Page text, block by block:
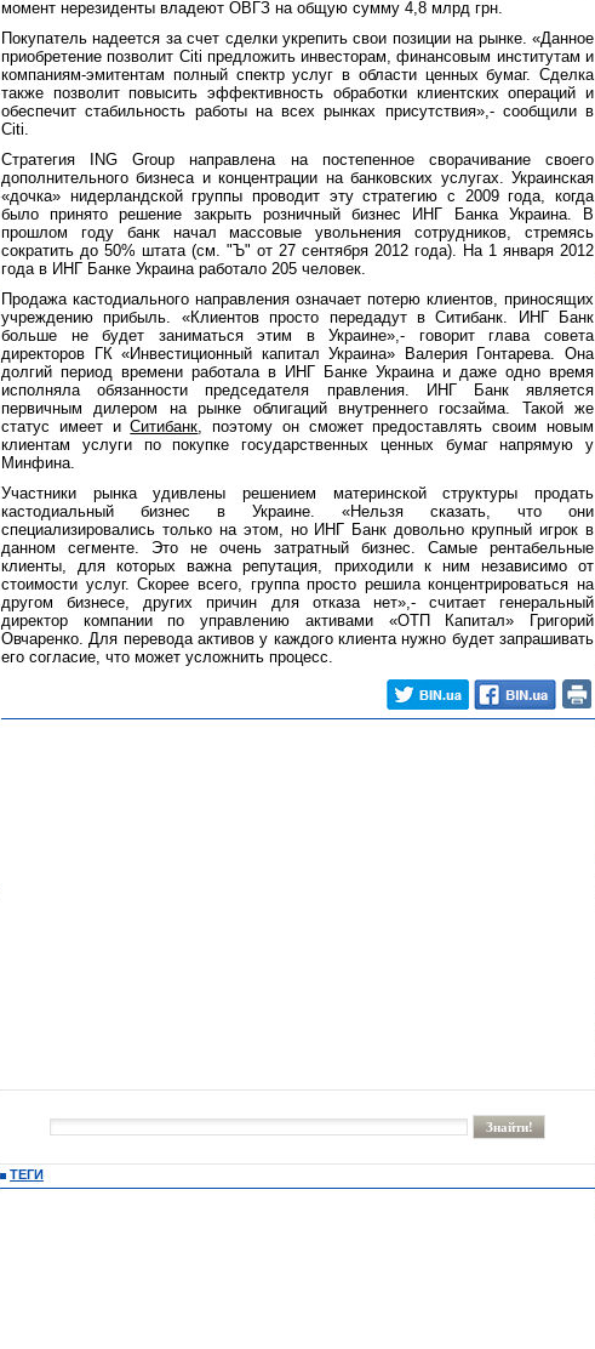
момент нерезиденты владеют ОВГЗ на общую сумму 4,8 млрд грн.
Покупатель надеется за счет сделки укрепить свои позиции на рынке. «Данное
приобретение позволит Citi предложить инвесторам, финансовым институтам и
компаниям-эмитентам полный спектр услуг в области ценных бумаг. Сделка
также позволит повысить эффективность обработки клиентских операций и
обеспечит стабильность работы на всех рынках присутствия»,- сообщили в
Citi.
Стратегия ING Group направлена на постепенное сворачивание своего
дополнительного бизнеса и концентрации на банковских услугах. Украинская
«дочка» нидерландской группы проводит эту стратегию с 2009 года, когда
было принято решение закрыть розничный бизнес ИНГ Банка Украина. В
прошлом году банк начал массовые увольнения сотрудников, стремясь
сократить до 50% штата (см. "Ъ" от 27 сентября 2012 года). На 1 января 2012
года в ИНГ Банке Украина работало 205 человек.
Продажа кастодиального направления означает потерю клиентов, приносящих
учреждению прибыль. «Клиентов просто передадут в Ситибанк. ИНГ Банк
больше не будет заниматься этим в Украине»,- говорит глава совета
директоров ГК «Инвестиционный капитал Украина» Валерия Гонтарева. Она
долгий период времени работала в ИНГ Банке Украина и даже одно время
исполняла обязанности председателя правления. ИНГ Банк является
первичным дилером на рынке облигаций внутреннего госзайма. Такой же
статус имеет иСитибанк, поэтому он сможет предоставлять своим новым
клиентам услуги по покупке государственных ценных бумаг напрямую у
Минфина.
Участники рынка удивлены решением материнской структуры продать
кастодиальный бизнес в Украине. «Нельзя сказать, что они
специализировались только на этом, но ИНГ Банк довольно крупный игрок в
данном сегменте. Это не очень затратный бизнес. Самые рентабельные
клиенты, для которых важна репутация, приходили к ним независимо от
стоимости услуг. Скорее всего, группа просто решила концентрироваться на
другом бизнесе, других причин для отказа нет»,- считает генеральный
директор компании по управлению активами «ОТП Капитал» Григорий
Овчаренко. Для перевода активов у каждого клиента нужно будет запрашивать
его согласие, что может усложнить процесс.
ТЕГИ